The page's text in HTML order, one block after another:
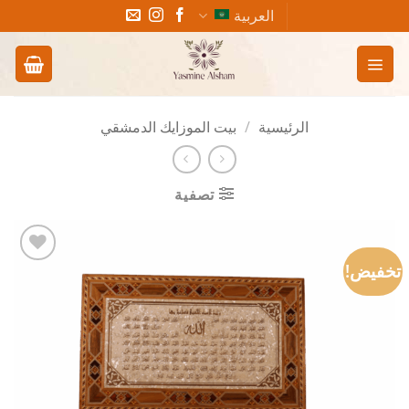
للمحتوى
العربية
الرئيسية / بيت الموزايك الدمشقي
تصفية
تخفيض!